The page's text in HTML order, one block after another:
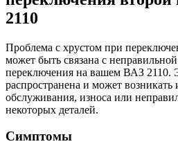
2110
Проблема с хрустом при
может быть связана с
переключения на вашем ВАЗ 2110.
распространена и может возникать
обслуживания, износа или
некоторых деталей.
Симптомы